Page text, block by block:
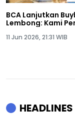
BCA Lanjutkan
Lembong: Kami
11 Jun 2026, 21:31 WIB
HEADLINES